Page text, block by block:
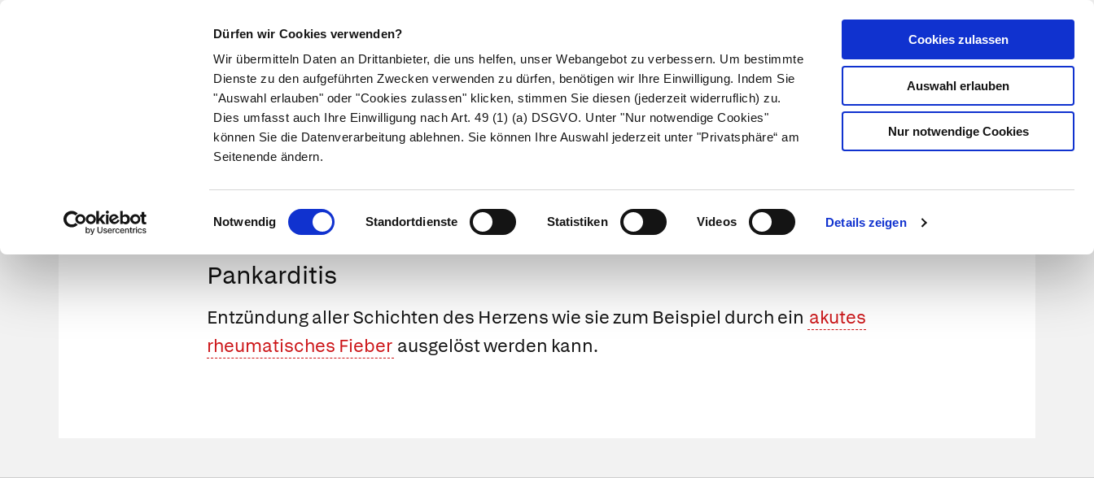
Dürfen wir Cookies verwenden?
Wir übermitteln Daten an Drittanbieter, die uns helfen, unser Webangebot zu verbessern. Um bestimmte
Dienste zu den aufgeführten Zwecken verwenden zu dürfen, benötigen wir Ihre Einwilligung. Indem Sie
"Auswahl erlauben" oder "Cookies zulassen" klicken, stimmen Sie diesen (jederzeit widerruflich) zu.
Dies umfasst auch Ihre Einwilligung nach Art. 49 (1) (a) DSGVO. Unter "Nur notwendige Cookies"
können Sie die Datenverarbeitung ablehnen. Sie können Ihre Auswahl jederzeit unter "Privatsphäre“ am
Seitenende ändern.
Einwilligungsauswahl
Notwendig Standortdienste Statistiken Videos Details zeigen
Cookies zulassen
Auswahl erlauben
Nur notwendige Cookies
Kundenlogin
Suche
Symptome Therapie Medikamente Naturheilkunde Eltern & Kind Gesund leben Über uns
Medizinlexikon
Pankarditis
Entzündung aller Schichten des Herzens wie sie zum Beispiel durch ein akutes
rheumatisches Fieber ausgelöst werden kann.